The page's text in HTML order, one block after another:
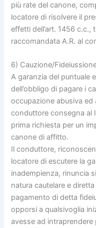
più rate del canone,
locatore di risolvere il
effetti dell’art. 1456 c.c.,
raccomandata A.R. al
6) Cauzione/
A garanzia del puntuale
dell’obbligo di pagare i
occupazione abusiva ed
conduttore consegna al
prima richiesta per un
canone di affitto.
Il conduttore,
locatore di escutere la
inadempienza, rinuncia
natura cautelare e
pagamento di detta
opporsi a qualsivoglia
avesse ad intraprendere